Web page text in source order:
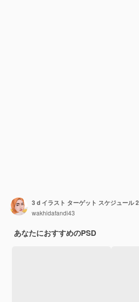
3 d イラスト ターゲット スケジュール 2
wakhidafandi43
あなたにおすすめのPSD